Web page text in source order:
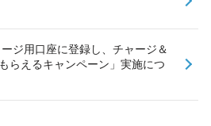
ジ用口座に登録し、チャージ＆
らえるキャンペーン」実施につ